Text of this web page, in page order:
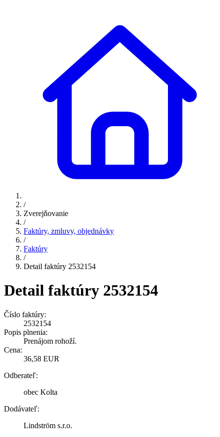
/
Zverejňovanie
/
Faktúry, zmluvy, objednávky
/
Faktúry
/
Detail faktúry 2532154
Detail faktúry 2532154
Číslo faktúry:
2532154
Popis plnenia:
Prenájom rohoží.
Cena:
36,58 EUR
Odberateľ:
obec Kolta
Dodávateľ:
Lindström s.r.o.